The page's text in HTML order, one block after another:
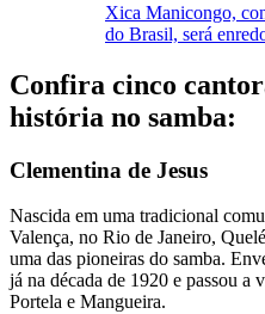
Xica Manicongo,
do Brasil, será
Confira cinco
história no samba:
Clementina de Jesus
Nascida em uma tradicional
Valença, no Rio de Janeiro,
uma das pioneiras do samba.
já na década de 1920 e passou a
Portela e Mangueira.